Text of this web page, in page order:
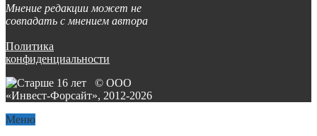
Мнение редакции может не
совпадать с мнением автора
Политика
конфиденциальности
© ООО
«Инвест-Форсайт», 2012-2026
Меню